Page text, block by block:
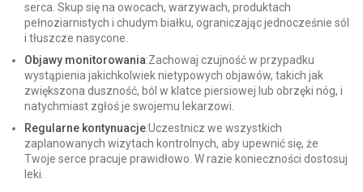
serca. Skup się na owocach, warzywach, produktach
pełnoziarnistych i chudym białku, ograniczając jednocześnie sól
i tłuszcze nasycone.
Objawy monitorowania:Zachowaj czujność w przypadku
wystąpienia jakichkolwiek nietypowych objawów, takich jak
zwiększona duszność, ból w klatce piersiowej lub obrzęki nóg, i
natychmiast zgłoś je swojemu lekarzowi.
Regularne kontynuacje:Uczestnicz we wszystkich
zaplanowanych wizytach kontrolnych, aby upewnić się, że
Twoje serce pracuje prawidłowo. W razie konieczności dostosuj
leki.